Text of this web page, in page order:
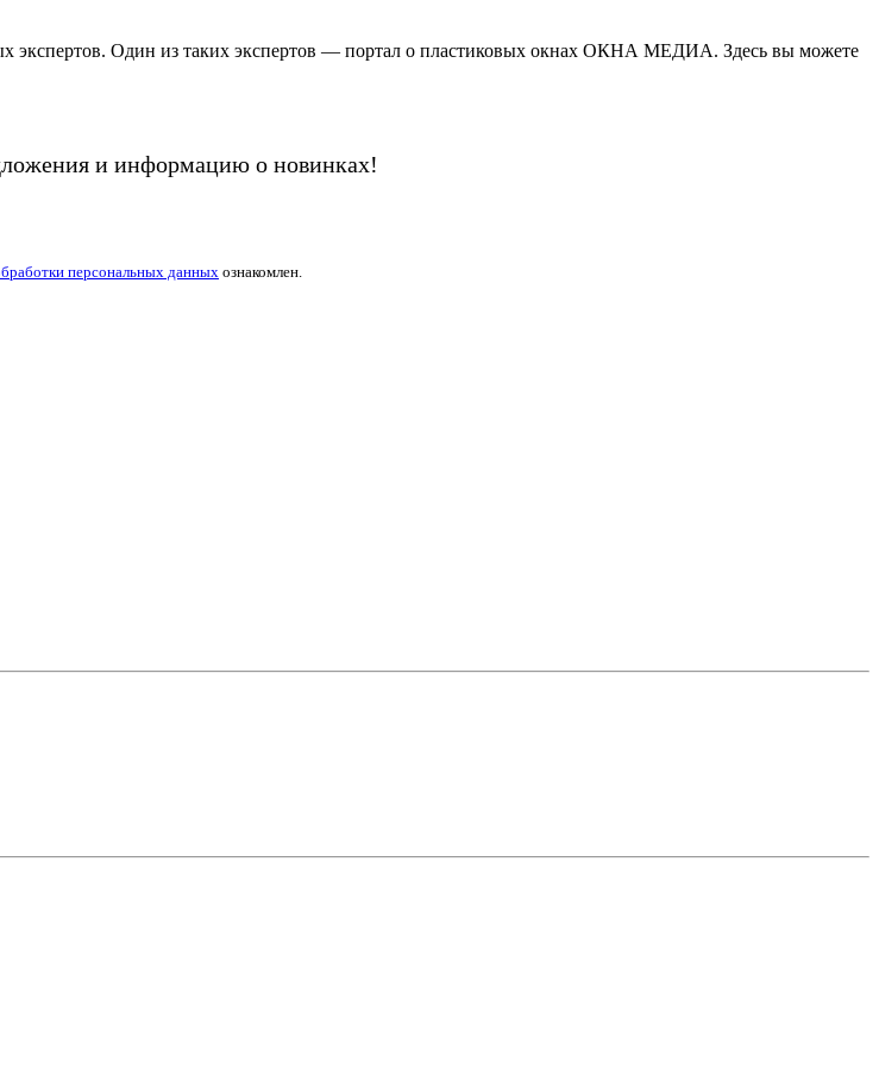
экспертов. Один из таких экспертов — портал о пластиковых окнах ОКНА МЕДИА. Здесь вы можете
и информацию о новинках!
персональных данных ознакомлен.